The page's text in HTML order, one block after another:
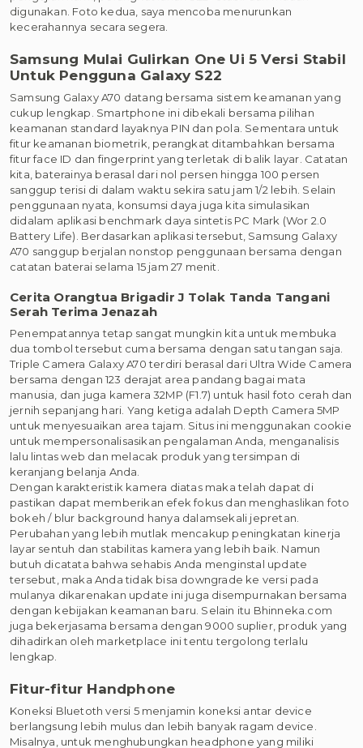
digunakan. Foto kedua, saya mencoba menurunkan
kecerahannya secara segera.
Samsung Mulai Gulirkan One Ui 5 Versi Stabil
Untuk Pengguna Galaxy S22
Samsung Galaxy A70 datang bersama sistem keamanan yang
cukup lengkap. Smartphone ini dibekali bersama pilihan
keamanan standard layaknya PIN dan pola. Sementara untuk
fitur keamanan biometrik, perangkat ditambahkan bersama
fitur face ID dan fingerprint yang terletak di balik layar. Catatan
kita, baterainya berasal dari nol persen hingga 100 persen
sanggup terisi di dalam waktu sekira satu jam 1/2 lebih. Selain
penggunaan nyata, konsumsi daya juga kita simulasikan
didalam aplikasi benchmark daya sintetis PC Mark (Wor 2.0
Battery Life). Berdasarkan aplikasi tersebut, Samsung Galaxy
A70 sanggup berjalan nonstop penggunaan bersama dengan
catatan baterai selama 15 jam 27 menit.
Cerita Orangtua Brigadir J Tolak Tanda Tangani
Serah Terima Jenazah
Penempatannya tetap sangat mungkin kita untuk membuka
dua tombol tersebut cuma bersama dengan satu tangan saja.
Triple Camera Galaxy A70 terdiri berasal dari Ultra Wide Camera
bersama dengan 123 derajat area pandang bagai mata
manusia, dan juga kamera 32MP (F1.7) untuk hasil foto cerah dan
jernih sepanjang hari. Yang ketiga adalah Depth Camera 5MP
untuk menyesuaikan area tajam. Situs ini menggunakan cookie
untuk mempersonalisasikan pengalaman Anda, menganalisis
lalu lintas web dan melacak produk yang tersimpan di
keranjang belanja Anda.
Dengan karakteristik kamera diatas maka telah dapat di
pastikan dapat memberikan efek fokus dan menghaslikan foto
bokeh / blur background hanya dalamsekali jepretan.
Perubahan yang lebih mutlak mencakup peningkatan kinerja
layar sentuh dan stabilitas kamera yang lebih baik. Namun
butuh dicatata bahwa sehabis Anda menginstal update
tersebut, maka Anda tidak bisa downgrade ke versi pada
mulanya dikarenakan update ini juga disempurnakan bersama
dengan kebijakan keamanan baru. Selain itu Bhinneka.com
juga bekerjasama bersama dengan 9000 suplier, produk yang
dihadirkan oleh marketplace ini tentu tergolong terlalu
lengkap.
Fitur-fitur Handphone
Koneksi Bluetoth versi 5 menjamin koneksi antar device
berlangsung lebih mulus dan lebih banyak ragam device.
Misalnya, untuk menghubungkan headphone yang miliki